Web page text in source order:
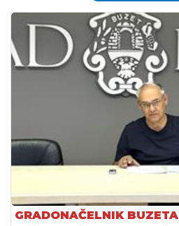
GRADONAČELNIK BUZETA